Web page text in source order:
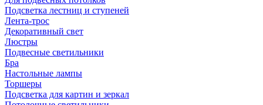
Подсветка лестниц и ступеней
Лента-трос
Декоративный свет
Люстры
Подвесные светильники
Бра
Настольные лампы
Торшеры
Подсветка для картин и зеркал